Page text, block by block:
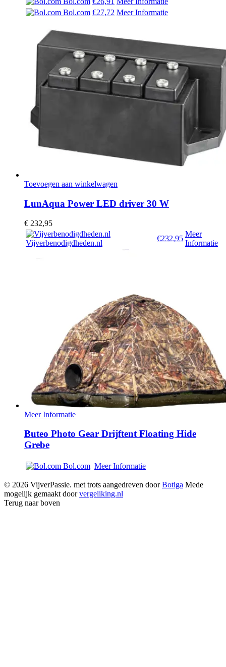
€ 22,49.€ 20,99.
Bol.com €27,72 Meer Informatie
Toevoegen aan winkelwagen
LunAqua Power LED driver 30 W
€ 232,95
Vijverbenodigdheden.nl
€232,95
Meer
Informatie
Meer Informatie
Buteo Photo Gear Drijftent Floating Hide
Grebe
Bol.com Meer Informatie
© 2026 VijverPassie. met trots aangedreven doorBotiga Mede
mogelijk gemaakt doorvergeliking.nl
Terug naar boven